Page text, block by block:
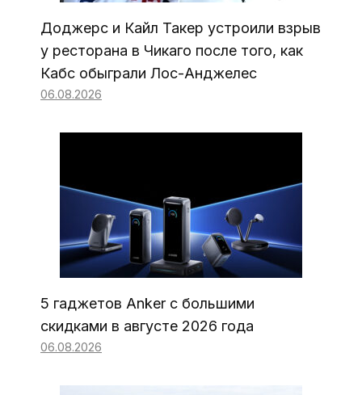
Доджерс и Кайл Такер устроили взрыв
у ресторана в Чикаго после того, как
Кабс обыграли Лос-Анджелес
06.08.2026
5 гаджетов Anker с большими
скидками в августе 2026 года
06.08.2026